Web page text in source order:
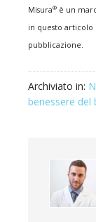
Misura® è un
in questo articolo
pubblicazione.
Archiviato in:
benessere del